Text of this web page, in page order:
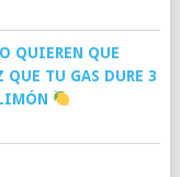
QUIEREN QUE
QUE TU GAS DURE 3